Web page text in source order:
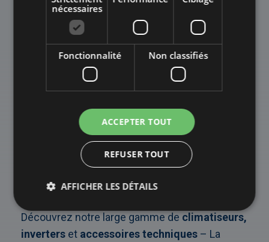
CONTRÔLE CLIMATIQUE
Découvrez notre large gamme de climatiseurs,
inverters et accessoires techniques – La
nécessaires
Fonctionnalité Non classifiés
ACCEPTER TOUT
REFUSER TOUT
AFFICHER LES DÉTAILS